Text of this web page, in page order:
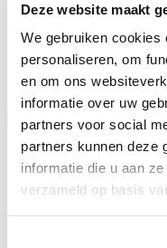
Deze website maakt
We gebruiken cookies
personaliseren, om
en om ons
informatie over uw
partners voor social
partners kunnen deze
informatie die u aan
verzameld op basis
Toevoegen aan kalender